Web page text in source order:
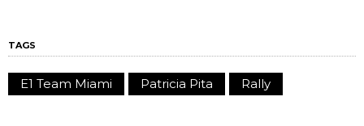
TAGS
E1 Team Miami Patricia Pita Rally